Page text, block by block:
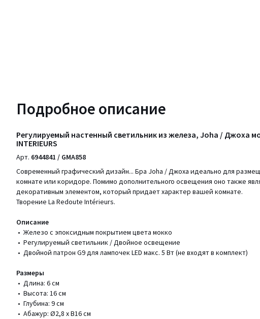
Подробное описание
Регулируемый настенный светильник из железа, Joha / Джоха
INTERIEURS
Арт. 6944841 / GMA858
Современный графический дизайн... Бра Joha / Джоха идеально для
комнате или коридоре. Помимо дополнительного освещения оно также
декоративным элементом, который придает характер вашей комнате.
Творение La Redoute Intérieurs.
Описание
• Железо с эпоксидным покрытием цвета мокко
• Регулируемый светильник / Двойное освещение
• Двойной патрон G9 для лампочек LED макс. 5 Вт (не входят в комплект)
Размеры
• Длина: 6 см
• Высота: 16 см
• Глубина: 9 см
• Абажур: Ø2,8 x В16 см